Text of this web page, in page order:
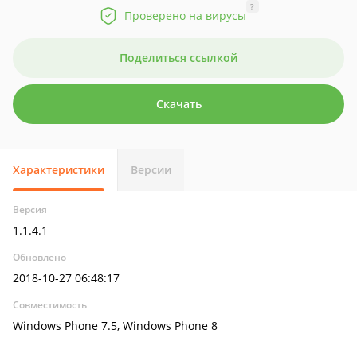
Проверено на вирусы
?
Поделиться ссылкой
Скачать
Характеристики Версии
Версия
1.1.4.1
Обновлено
2018-10-27 06:48:17
Совместимость
Windows Phone 7.5, Windows Phone 8